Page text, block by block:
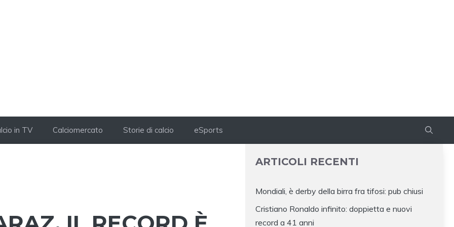
in TV Calciomercato Storie di calcio eSports
ARTICOLI RECENTI
Mondiali, è derby della birra fra tifosi: pub chiusi
Cristiano Ronaldo infinito: doppietta e nuovi
record a 41 anni